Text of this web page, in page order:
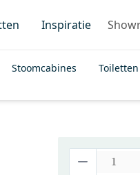
Inspiratie
Stoomcabines Toiletten